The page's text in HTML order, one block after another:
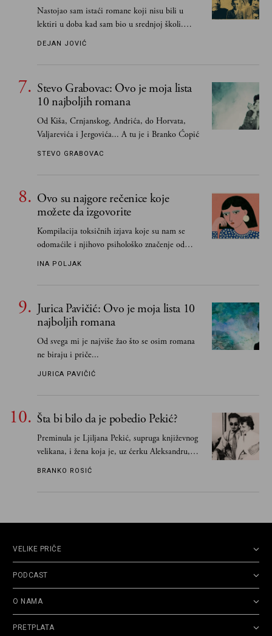
Nastojao sam istaći romane koji nisu bili u
lektiri u doba kad sam bio u srednjoj školi.
Smatrao sam da su "klasici" već dovoljno
DEJAN JOVIĆ
Stevo Grabovac: Ovo je moja lista
10 najboljih romana
Od Kiša, Crnjanskog, Andrića, do Horvata,
Valjarevića i Jergovića... A tu je i Branko Ćopić
STEVO GRABOVAC
Ovo su najgore rečenice koje
možete da izgovorite
Kompilacija toksičnih izjava koje su nam se
odomaćile i njihovo psihološko značenje od
INA POLJAK
Jurica Pavičić: Ovo je moja lista 10
najboljih romana
Od svega mi je najviše žao što se osim romana
ne biraju i priče...
JURICA PAVIČIĆ
Šta bi bilo da je pobedio Pekić?
Preminula je Ljiljana Pekić, supruga književnog
velikana, i žena koja je, uz ćerku Aleksandru,
vodila računa o zaostavštini pisca. Ovu priču o
BRANKO ROSIĆ
VELIKE PRIČE
PODCAST
O NAMA
PRETPLATA